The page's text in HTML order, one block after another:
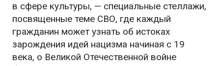
в сфере культуры, — специальные стеллажи,
посвященные теме СВО, где каждый
гражданин может узнать об истоках
зарождения идей нацизма начиная с 19
века, о Великой Отечественной войне